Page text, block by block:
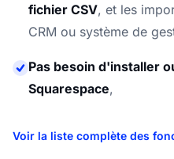
fichier CSV, et les
CRM ou système de
Pas besoin d'installer
Squarespace,
Voir la liste complète des